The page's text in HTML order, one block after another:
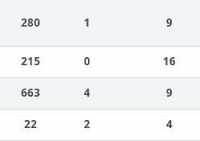
280 1 9
215 0
16
663 4
9
22 2 4